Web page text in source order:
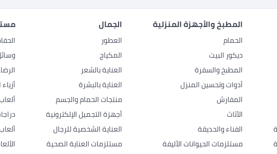
المطبخ والأجهزة المنزلية
الحمام
ديكور البيت
المطبخ والسفرة
أدوات وتحسين المنزل
المفارش
الأثاث
الفناء والحديقة
مستلزمات الحيوانات الأليفة
الجمال
العطور
المكياج
العناية بالشعر
العناية بالبشرة
منتجات الحمام والجسم
أجهزة التجميل الإلكترونية
العناية الشخصية للرجال
مستلزمات العناية الصحية